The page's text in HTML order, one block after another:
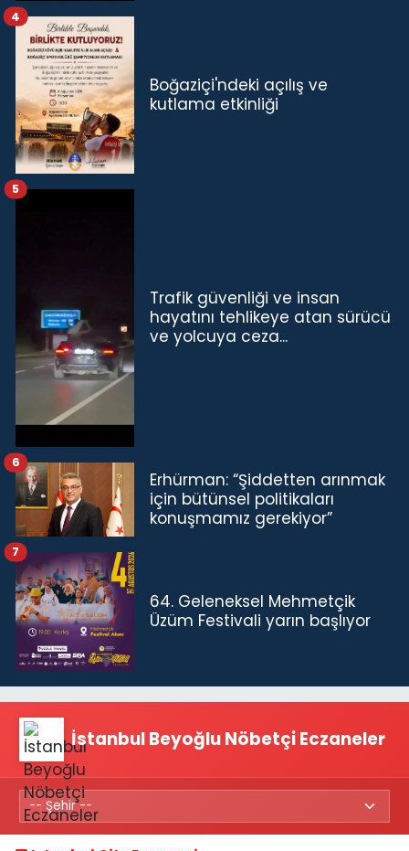
Boğaziçi'ndeki açılış ve
kutlama etkinliği
4
Trafik güvenliği ve insan
hayatını tehlikeye atan sürücü
ve yolcuya ceza...
5
Erhürman: “Şiddetten arınmak
için bütünsel politikaları
konuşmamız gerekiyor”
6
64. Geleneksel Mehmetçik
Üzüm Festivali yarın başlıyor
7
İstanbul Beyoğlu Nöbetçi Eczaneler